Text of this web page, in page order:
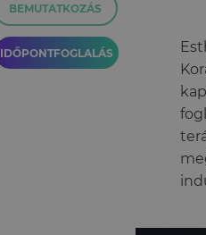
BEMUTATKOZÁS
IDŐPONTFOGLALÁS